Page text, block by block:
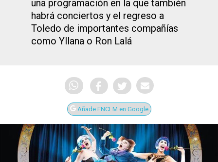
una programación en la que también
habrá conciertos y el regreso a
Toledo de importantes compañías
como Yllana o Ron Lalá
Añade ENCLM en Google